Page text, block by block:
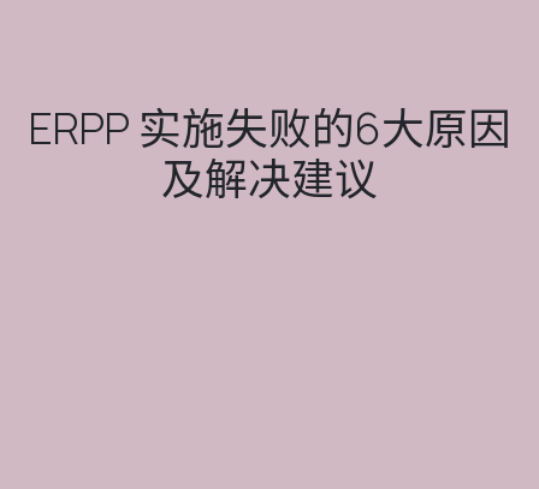
ERPP 实施失败的6大原因
及解决建议